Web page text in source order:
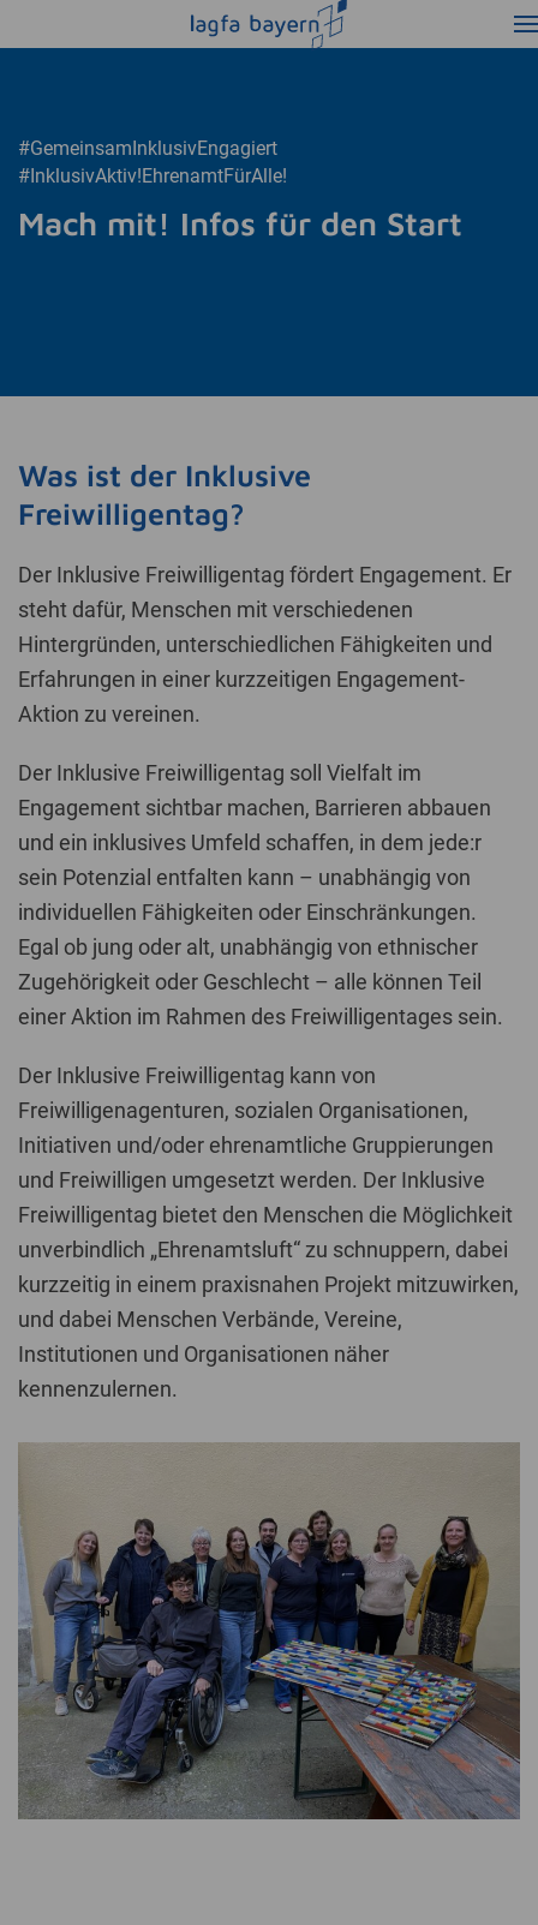
#GemeinsamInklusivEngagiert
#InklusivAktiv!EhrenamtFürAlle!
Mach mit! Infos für den Start
Was ist der Inklusive
Freiwilligentag?
Der Inklusive Freiwilligentag fördert Engagement. Er
steht dafür, Menschen mit verschiedenen
Hintergründen, unterschiedlichen Fähigkeiten und
Erfahrungen in einer kurzzeitigen Engagement-
Aktion zu vereinen.
Der Inklusive Freiwilligentag soll Vielfalt im
Engagement sichtbar machen, Barrieren abbauen
und ein inklusives Umfeld schaffen, in dem jede:r
sein Potenzial entfalten kann – unabhängig von
individuellen Fähigkeiten oder Einschränkungen.
Egal ob jung oder alt, unabhängig von ethnischer
Zugehörigkeit oder Geschlecht – alle können Teil
einer Aktion im Rahmen des Freiwilligentages sein.
Der Inklusive Freiwilligentag kann von
Freiwilligenagenturen, sozialen Organisationen,
Initiativen und/oder ehrenamtliche Gruppierungen
und Freiwilligen umgesetzt werden. Der Inklusive
Freiwilligentag bietet den Menschen die Möglichkeit
unverbindlich „Ehrenamtsluft“ zu schnuppern, dabei
kurzzeitig in einem praxisnahen Projekt mitzuwirken,
und dabei Menschen Verbände, Vereine,
Institutionen und Organisationen näher
kennenzulernen.